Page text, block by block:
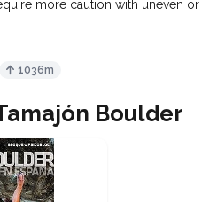
more caution with uneven or
1036m
Boulder